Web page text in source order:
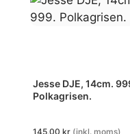
Jesse DJE, 14cm. 999.
Polkagrisen.
145,00 kr (inkl. moms)